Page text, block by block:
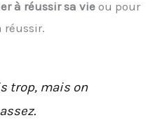
à réussir sa vie ou pour
trop, mais on